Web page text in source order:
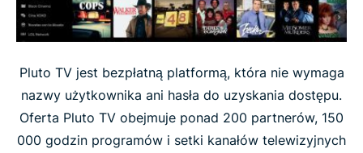
Pluto TV jest bezpłatną platformą, która nie wymaga
nazwy użytkownika ani hasła do uzyskania dostępu.
Oferta Pluto TV obejmuje ponad 200 partnerów, 150
000 godzin programów i setki kanałów telewizyjnych